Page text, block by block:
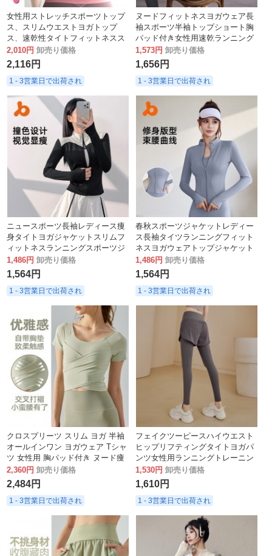
女性用ストレッチスポーツトップ
ス、スリムウエストヨガトップ
ス、速乾性タイトフィットネスス
ポーツ半袖Tシャツ
2,010円 卸売り価格
2,116円
1 - 3営業日で出荷され
ヌードフィットネスヨガウェア長
袖スポーツ半袖トップショート胸
パッド付き女性用速乾ランニング
タイツ
1,573円 卸売り価格
1,656円
1 - 3営業日で出荷され
ニュースポーツ長袖レディース痩
身タイトヨガジャケットスリムフ
ィットネスランニングスポーツジ
ャケット
1,486円 卸売り価格
1,564円
1 - 3営業日で出荷され
春秋スポーツジャケットレディー
ス長袖タイツランニングフィット
ネスヨガウェアトップジャケット
1,486円 卸売り価格
1,564円
1 - 3営業日で出荷され
クロスプリーツ スリム ヨガ 半袖
オールインワン ヨガウェア Tシャ
ツ 女性用 胸パッド付き ヌード痩
身フィットネス トップス
2,360円 卸売り価格
2,484円
1 - 3営業日で出荷され
フェイクツーピースハイウエスト
ヒップリフティングタイトヨガパ
ンツ女性用ランニングトレーニン
グスウェットパンツストレッチ大
きいサイズアウタータイツ
1,530円 卸売り価格
1,610円
1 - 3営業日で出荷され